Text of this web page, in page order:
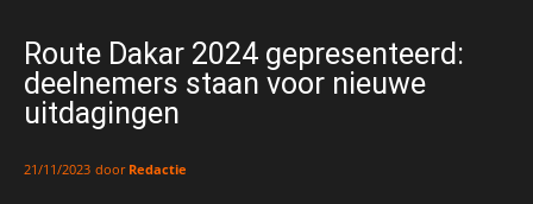
Route Dakar 2024 gepresenteerd:
deelnemers staan voor nieuwe
uitdagingen
21/11/2023 door Redactie